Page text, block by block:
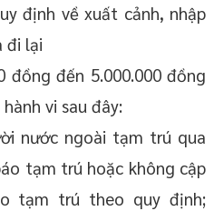
định về xuất cảnh, nhập
đi lại
đồng đến 5.000.000 đồng
vi sau đây:
nước ngoài tạm trú qua
tạm trú hoặc không cập
tạm trú theo quy định;